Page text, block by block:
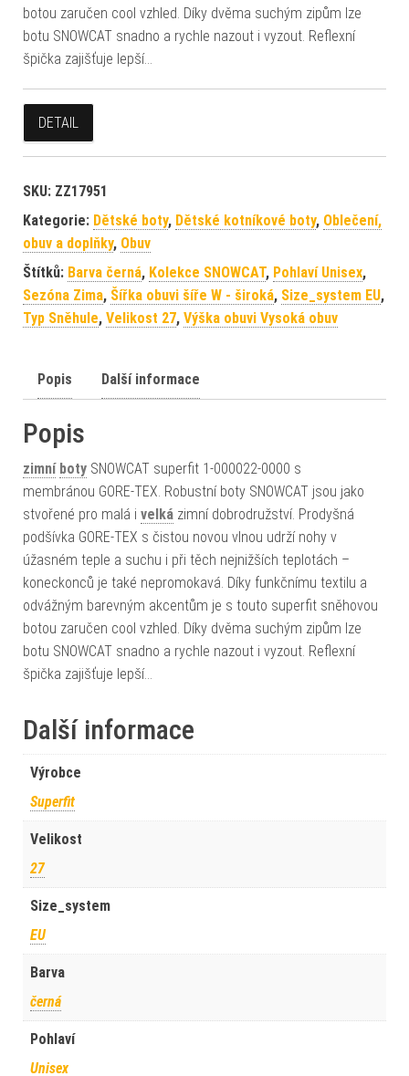
botou zaručen cool vzhled. Díky dvěma suchým zipům lze
botu SNOWCAT snadno a rychle nazout i vyzout. Reflexní
špička zajišťuje lepší…
DETAIL
SKU: ZZ17951
Kategorie: Dětské boty, Dětské kotníkové boty, Oblečení,
obuv a doplňky, Obuv
Štítků: Barva černá, Kolekce SNOWCAT, Pohlaví Unisex,
Sezóna Zima, Šířka obuvi šíře W - široká, Size_system EU,
Typ Sněhule, Velikost 27, Výška obuvi Vysoká obuv
Popis Další informace
Popis
zimní boty SNOWCAT superfit 1-000022-0000 s
membránou GORE-TEX. Robustní boty SNOWCAT jsou jako
stvořené pro malá i velká zimní dobrodružství. Prodyšná
podšívka GORE-TEX s čistou novou vlnou udrží nohy v
úžasném teple a suchu i při těch nejnižších teplotách –
koneckonců je také nepromokavá. Díky funkčnímu textilu a
odvážným barevným akcentům je s touto superfit sněhovou
botou zaručen cool vzhled. Díky dvěma suchým zipům lze
botu SNOWCAT snadno a rychle nazout i vyzout. Reflexní
špička zajišťuje lepší…
Další informace
Výrobce
Superfit
Velikost
27
Size_system
EU
Barva
černá
Pohlaví
Unisex